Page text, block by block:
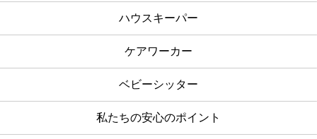
ハウスキーパー
ケアワーカー
ベビーシッター
私たちの安心のポイント